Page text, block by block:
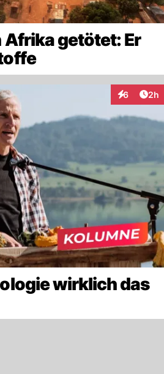
getötet: Er
6 2h
wirklich das